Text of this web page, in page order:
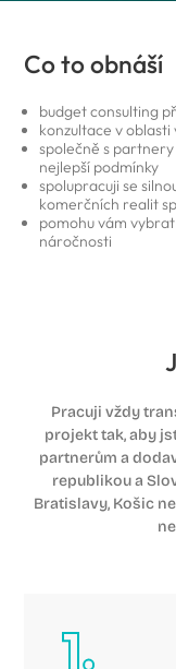
Co to obnáší
budget consulting
konzultace v
společně s
nejlepší podmínky
spolupracuji se
komerčních realit
pomohu vám
náročnosti
Pracuji vždy
projekt tak, aby
partnerům a
republikou a
Bratislavy, Košic